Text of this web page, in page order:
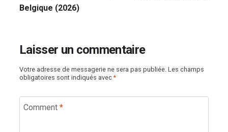
Belgique (2026)
Laisser un commentaire
Votre adresse de messagerie ne sera pas publiée. Les champs
obligatoires sont indiqués avec*
Comment *